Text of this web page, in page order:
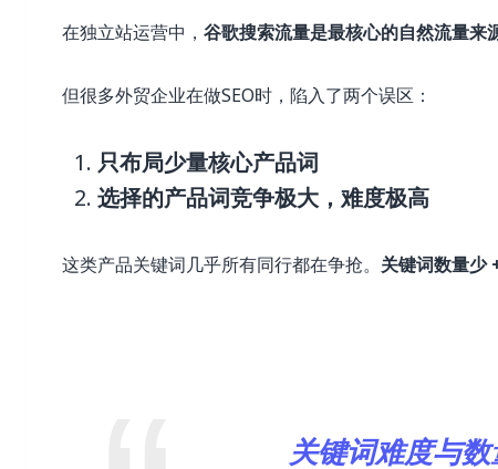
在独立站运营中， 谷歌搜索流量是最核心的自然流量来
但很多外贸企业在做SEO时，陷入了两个误区：
只布局少量核心产品词
选择的产品词竞争极大，难度极高
这类产品关键词几乎所有同行都在争抢。 关键词数量少
关键词难度与